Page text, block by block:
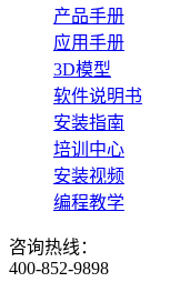
产品手册
应用手册
3D模型
软件说明书
安装指南
培训中心
安装视频
编程教学
咨询热线：
400-852-9898